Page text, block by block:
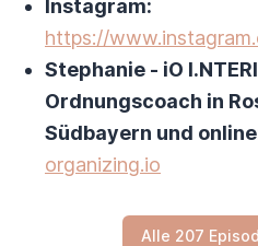
Instagram:
https://
Stephanie - iO
Ordnungscoach in
Südbayern und
organizing.io
Alle 207